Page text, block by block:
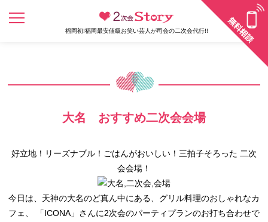
福岡初!福岡最安値級お笑い芸人が司会の二次会代行!!
大名 おすすめ二次会会場
好立地！リーズナブル！ごはんがおいしい！三拍子そろった 二次
会会場！
今日は、天神の大名のど真ん中にある、グリル料理のおしゃれなカ
フェ、 「ICONA」さんに2次会のパーティプランのお打ち合わせで